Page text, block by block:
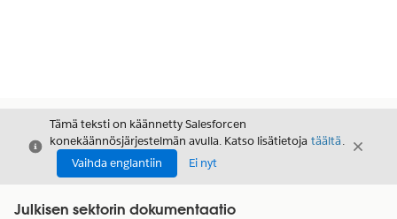
Sulje
Tämä teksti on käännetty Salesforcen
konekäännösjärjestelmän avulla. Katso lisätietoja täältä.
Vaihda englantiin
Ei nyt
Sulje
Julkisen sektorin dokumentaatio